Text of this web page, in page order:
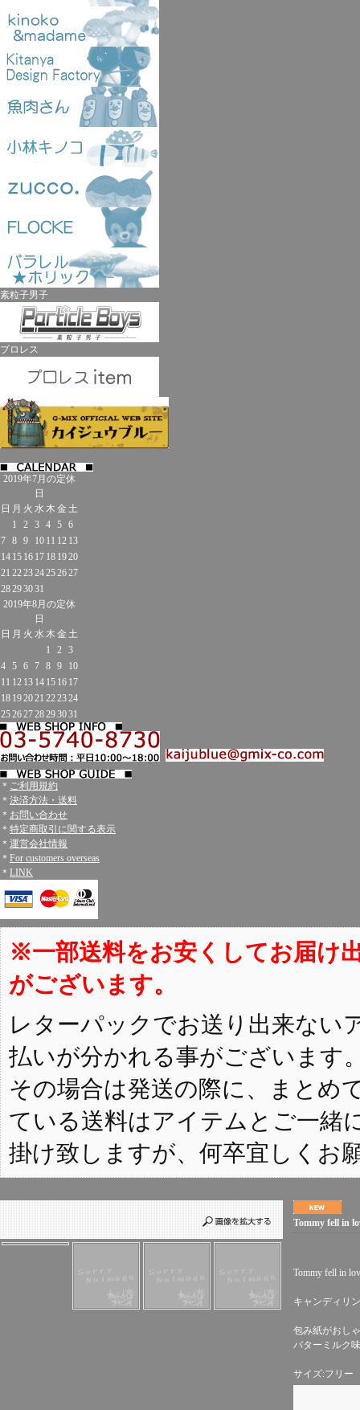
素粒子男子
プロレス
2019年7月の定休
日
日 月 火 水 木 金 土
1
2 3 4 5 6
7 8 9 10 11 12 13
14 15 16 17 18 1920
21 222324252627
28293031
2019年8月の定休
日
日 月 火 水 木 金 土
1
2 3
4 5 6 7 8 9
10
11 12 13 14 15 16 17
18 192021 222324
25262728293031
＊ ご利用規約
＊ 決済方法・送料
＊ お問い合わせ
＊ 特定商取引に関する表示
＊ 運営会社情報
＊ For customers overseas
＊ LINK
※一部送料をお安くしてお届け
がございます。
レターパックでお送り出来ない
払いが分かれる事がございます
その場合は発送の際に、まとめ
ている送料はアイテムとご一緒
掛け致しますが、何卒宜しくお
Tommy fell in
Tommy fell in
キャンディリ
包み紙がおし
バターミルク
サイズ:フリー